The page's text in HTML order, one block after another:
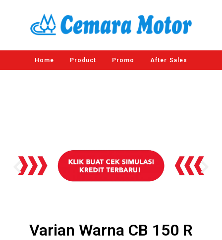
Home Product Promo After Sales
Varian Warna CB 150 R